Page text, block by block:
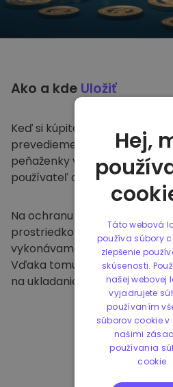
Ako a kde Uložiť
Keď si kúpite na Kriptomat
,
prevedieme do vašej
peňaženky v rámci našej
používateľ dostane
Na ochranu našich
prostriedkov ponúkame
vykonávame pravidelné
Vďaka tomuto prístupu je
na ukladanie a iných
Hej,
Táto webová
používa súbory
zlepšenie
skúsenosti.
našej webovej
vyjadrujete
používaním
súborov cookie v
našimi
používania
cookie.